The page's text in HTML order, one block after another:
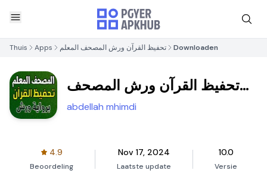
Thuis Apps تحفيظ القرآن ورش المصحف المعلم Downloaden
تحفيظ القرآن ورش المصحف
المعلم
abdellah mhimdi
4.9
Beoordeling
Nov 17, 2024
Laatste update
10.0
Versie